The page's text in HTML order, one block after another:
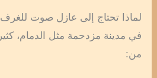
لماذا تحتاج إلى عازل صوت
في مدينة مزدحمة مثل الدمام،
من: